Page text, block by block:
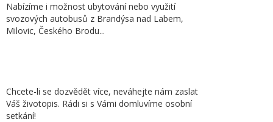
Nabízíme i možnost ubytování nebo využití
svozových autobusů z Brandýsa nad Labem,
Milovic, Českého Brodu...
Chcete-li se dozvědět více, neváhejte nám zaslat
Váš životopis. Rádi si s Vámi domluvíme osobní
setkání!